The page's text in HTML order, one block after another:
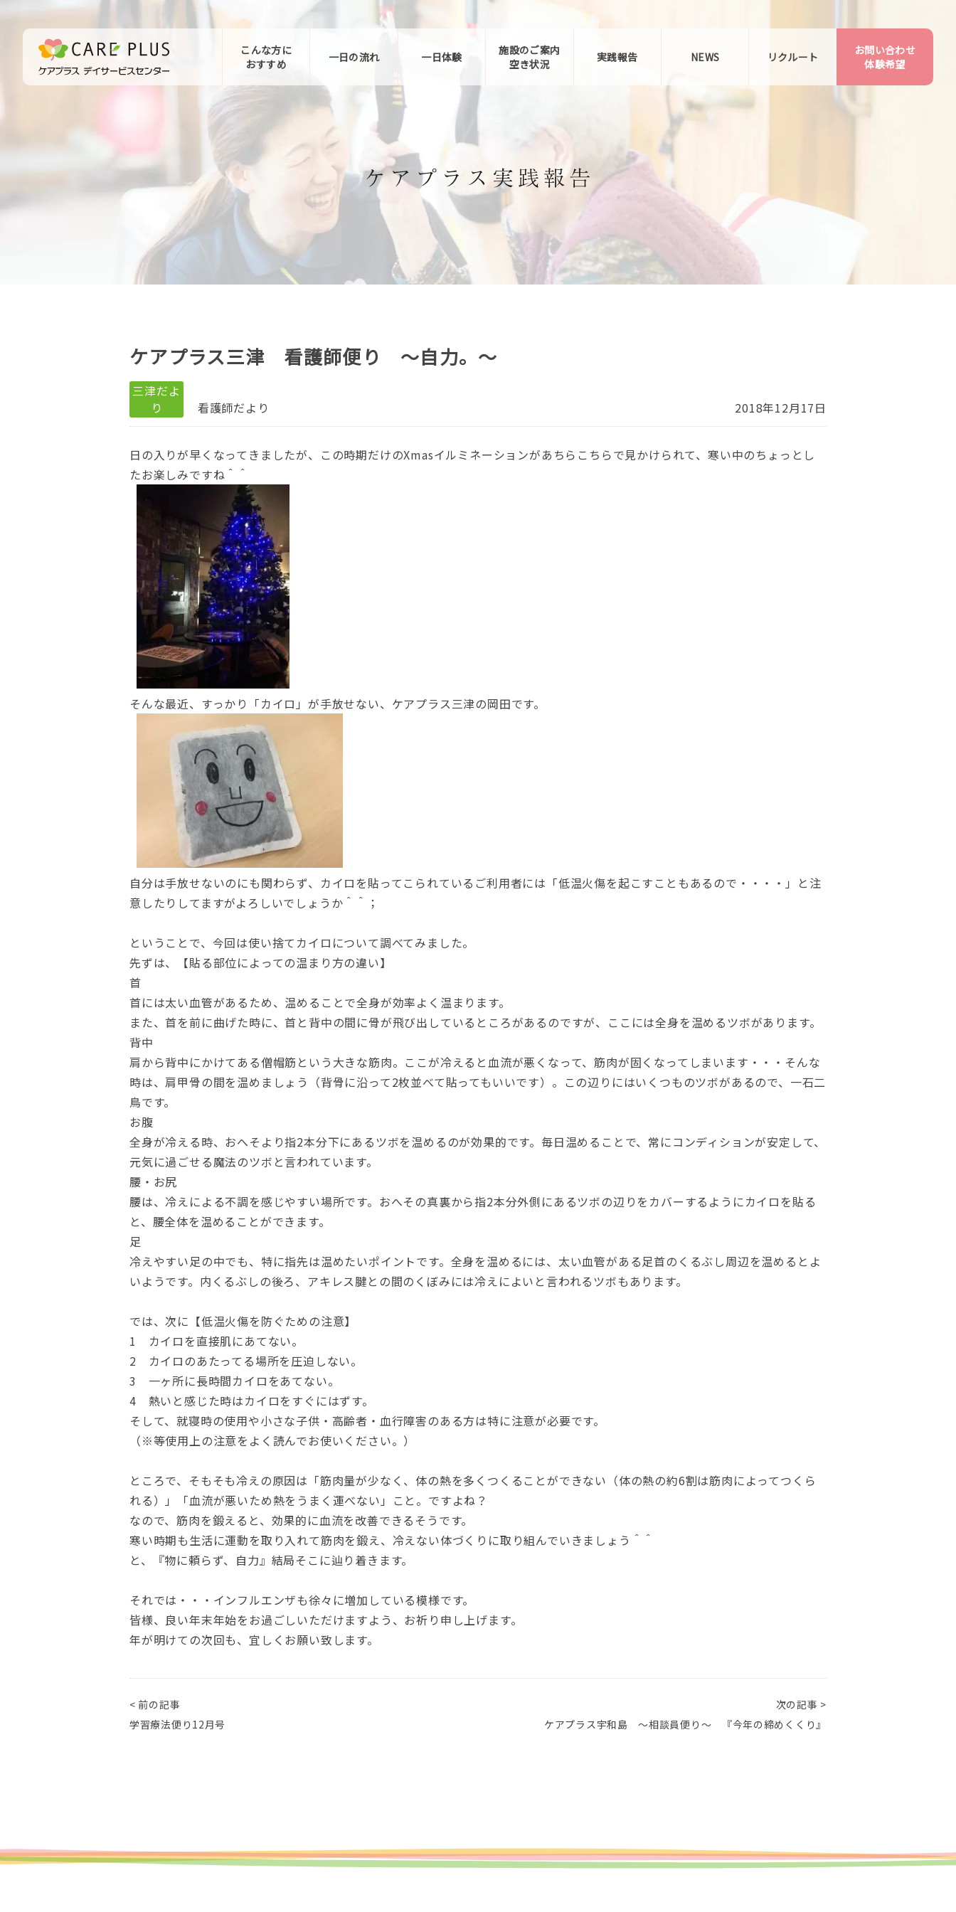
こんな方に
おすすめ
一日の流れ 一日体験
施設のご案内
空き状況
実践報告 NEWS リクルート
お問い合わせ
お問い合わせ
体験希望
ケアプラス三津 看護師便り ～自力。～
三津だよ
り
看護師だより 2018年12月17日
日の入りが早くなってきましたが、この時期だけのXmasイルミネーションがあちらこちらで見かけられて、寒い中のちょっとし
たお楽しみですね＾＾
そんな最近、すっかり「カイロ」が手放せない、ケアプラス三津の岡田です。
自分は手放せないのにも関わらず、カイロを貼ってこられているご利用者には「低温火傷を起こすこともあるので・・・・」と注
意したりしてますがよろしいでしょうか＾＾；
ということで、今回は使い捨てカイロについて調べてみました。
先ずは、【貼る部位によっての温まり方の違い】
首
首には太い血管があるため、温めることで全身が効率よく温まります。
また、首を前に曲げた時に、首と背中の間に骨が飛び出しているところがあるのですが、ここには全身を温めるツボがあります。
背中
肩から背中にかけてある僧帽筋という大きな筋肉。ここが冷えると血流が悪くなって、筋肉が固くなってしまいます・・・そんな
時は、肩甲骨の間を温めましょう（背骨に沿って2枚並べて貼ってもいいです）。この辺りにはいくつものツボがあるので、一石二
鳥です。
お腹
全身が冷える時、おへそより指2本分下にあるツボを温めるのが効果的です。毎日温めることで、常にコンディションが安定して、
元気に過ごせる魔法のツボと言われています。
腰・お尻
腰は、冷えによる不調を感じやすい場所です。おへその真裏から指2本分外側にあるツボの辺りをカバーするようにカイロを貼る
と、腰全体を温めることができます。
足
冷えやすい足の中でも、特に指先は温めたいポイントです。全身を温めるには、太い血管がある足首のくるぶし周辺を温めるとよ
いようです。内くるぶしの後ろ、アキレス腱との間のくぼみには冷えによいと言われるツボもあります。
では、次に【低温火傷を防ぐための注意】
1 カイロを直接肌にあてない。
2 カイロのあたってる場所を圧迫しない。
3 一ヶ所に長時間カイロをあてない。
4 熱いと感じた時はカイロをすぐにはずす。
そして、就寝時の使用や小さな子供・高齢者・血行障害のある方は特に注意が必要です。
（※等使用上の注意をよく読んでお使いください。）
ところで、そもそも冷えの原因は「筋肉量が少なく、体の熱を多くつくることができない（体の熱の約6割は筋肉によってつくら
れる）」「血流が悪いため熱をうまく運べない」こと。ですよね？
なので、筋肉を鍛えると、効果的に血流を改善できるそうです。
寒い時期も生活に運動を取り入れて筋肉を鍛え、冷えない体づくりに取り組んでいきましょう＾＾
と、『物に頼らず、自力』結局そこに辿り着きます。
それでは・・・インフルエンザも徐々に増加している模様です。
皆様、良い年末年始をお過ごしいただけますよう、お祈り申し上げます。
年が明けての次回も、宜しくお願い致します。
< 前の記事
学習療法便り12月号
次の記事 >
ケアプラス宇和島 ～相談員便り～ 『今年の締めくくり』